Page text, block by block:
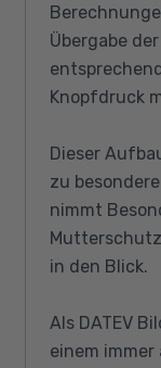
Übergabe
Knopfdruck
Dieser
zu
nimmt
in den Blick.
Als DATEV
einem immer